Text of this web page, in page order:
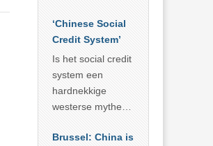
voorbije veertig
jaar in slaagde
meer dan 800
miljoen mensen
uit de armoede
… >> lees meer
‘Chinese Social
Credit System’
Is het social credit
system een
hardnekkige
westerse mythe of
realiteit in China?
Brussel: China is